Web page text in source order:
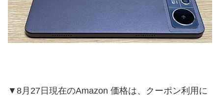
▼8月27日現在のAmazon 価格は、クーポン利用に